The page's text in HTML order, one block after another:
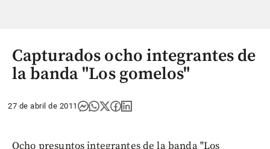
Capturados ocho integrantes de
la banda "Los gomelos"
27 de abril de 2011
Ocho presuntos integrantes de la banda "Los